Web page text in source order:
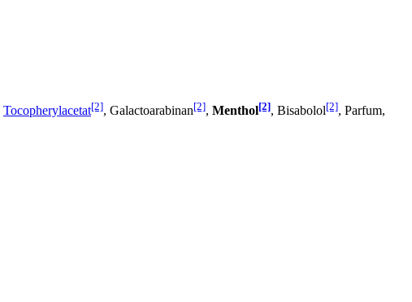
Tocopherylacetat[2], Galactoarabinan[2], Menthol[2], Bisabolol[2], Parfum,